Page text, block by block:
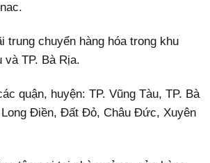
trung chuyển hàng hóa trong khu
và TP. Bà Rịa.
quận, huyện: TP. Vũng Tàu, TP. Bà
Long Điền, Đất Đỏ, Châu Đức, Xuyên